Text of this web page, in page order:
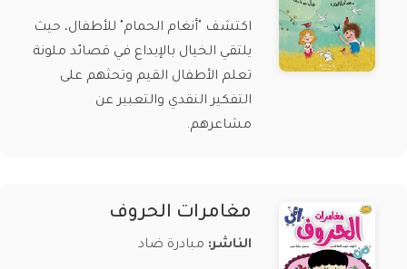
اكتشف "أنغام الحمام" للأطفال، حيث
يلتقي الخيال بالإبداع في قصائد ملونة
تعلم الأطفال القيم وتحثهم على
التفكير النقدي والتعبير عن
مشاعرهم.
مغامرات الحروف
الناشر: مبادرة ضاد